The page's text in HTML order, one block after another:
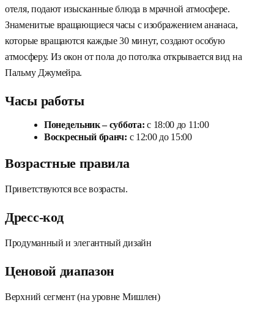
отеля, подают изысканные блюда в мрачной атмосфере.
Знаменитые вращающиеся часы с изображением ананаса,
которые вращаются каждые 30 минут, создают особую
атмосферу. Из окон от пола до потолка открывается вид на
Пальму Джумейра.
Часы работы
Понедельник – суббота: с 18:00 до 11:00
Воскресный бранч: с 12:00 до 15:00
Возрастные правила
Приветствуются все возрасты.
Дресс-код
Продуманный и элегантный дизайн
Ценовой диапазон
Верхний сегмент (на уровне Мишлен)